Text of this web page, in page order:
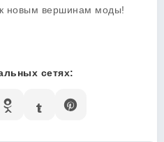
новым вершинам моды!
сетях: